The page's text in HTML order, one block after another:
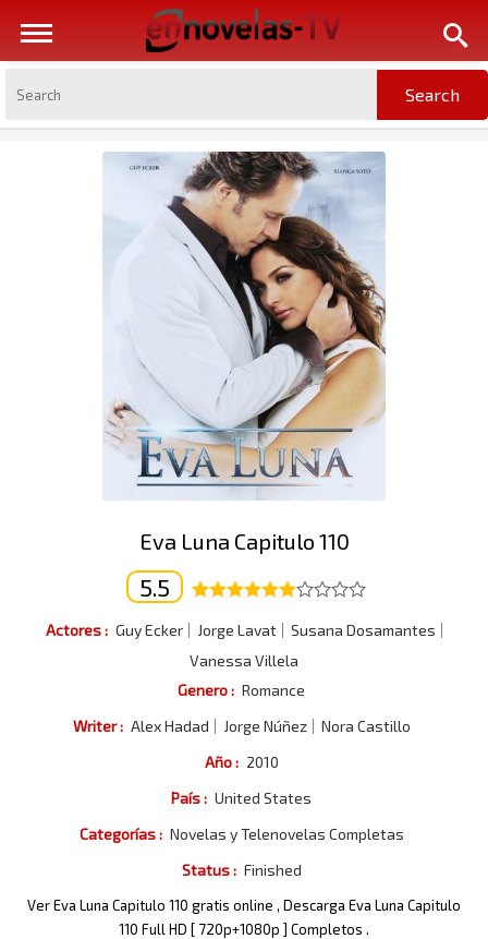
Eva Luna Capitulo 110
5.5
Actores : Guy Ecker Jorge Lavat
Susana Dosamantes
Vanessa Villela
Genero : Romance
Writer : Alex Hadad Jorge Núñez
Nora Castillo
Año : 2010
País : United States
Categorías : Novelas y Telenovelas Completas
Status : Finished
Ver Eva Luna Capitulo 110 gratis online , Descarga Eva Luna Capitulo
110 Full HD [ 720p+1080p ] Completos .